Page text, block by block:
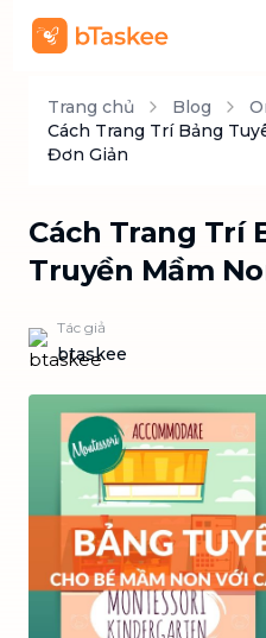
Trang chủ Blog
Cách Trang Trí Bảng
Đơn Giản
Cách Trang Trí
Truyền Mầm
Tác giả
btaskee